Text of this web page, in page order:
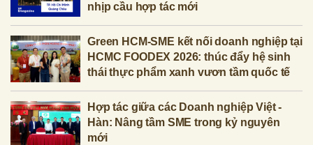
nhịp cầu hợp tác mới
Green HCM-SME kết nối doanh nghiệp tại
HCMC FOODEX 2026: thúc đẩy hệ sinh
thái thực phẩm xanh vươn tầm quốc tế
Hợp tác giữa các Doanh nghiệp Việt -
Hàn: Nâng tầm SME trong kỷ nguyên
mới